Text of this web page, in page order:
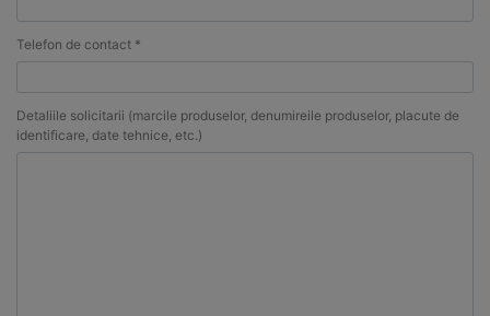
Telefon de contact *
Detaliile solicitarii (marcile produselor, denumireile produselor, placute de
identificare, date tehnice, etc.)